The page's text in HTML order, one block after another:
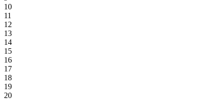
10
11
12
13
14
15
16
17
18
19
20